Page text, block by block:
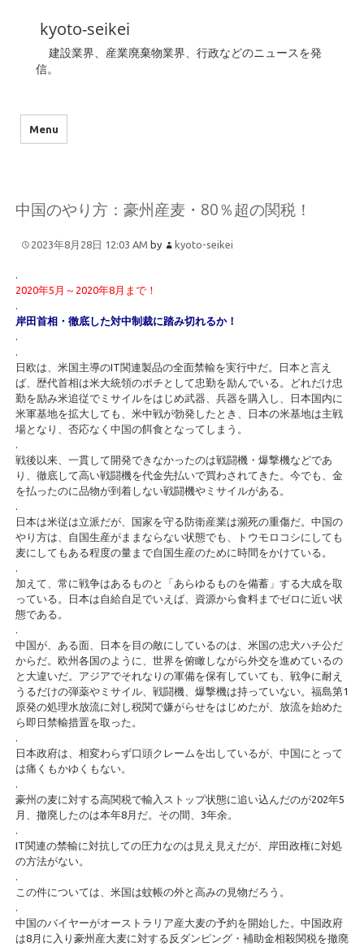
kyoto-seikei
建設業界、産業廃棄物業界、行政などのニュースを発
信。
Menu
中国のやり方：豪州産麦・80％超の関税！
2023年8月28日 12:03 AM by kyoto-seikei
.
2020年5月～2020年8月まで！
.
岸田首相・徹底した対中制裁に踏み切れるか！
.
.
日欧は、米国主導のIT関連製品の全面禁輸を実行中だ。日本と言え
ば、歴代首相は米大統領のポチとして忠勤を励んでいる。どれだけ忠
勤を励み米追従でミサイルをはじめ武器、兵器を購入し、日本国内に
米軍基地を拡大しても、米中戦が勃発したとき、日本の米基地は主戦
場となり、否応なく中国の餌食となってしまう。
.
戦後以来、一貫して開発できなかったのは戦闘機・爆撃機などであ
り、徹底して高い戦闘機を代金先払いで買わされてきた。今でも、金
を払ったのに品物が到着しない戦闘機やミサイルがある。
.
日本は米従は立派だが、国家を守る防衛産業は瀕死の重傷だ。中国の
やり方は、自国生産がままならない状態でも、トウモロコシにしても
麦にしてもある程度の量まで自国生産のために時間をかけている。
.
加えて、常に戦争はあるものと「あらゆるものを備蓄」する大成を取
っている。日本は自給自足でいえば、資源から食料までゼロに近い状
態である。
.
中国が、ある面、日本を目の敵にしているのは、米国の忠犬ハチ公だ
からだ。欧州各国のように、世界を俯瞰しながら外交を進めているの
と大違いだ。アジアでそれなりの軍備を保有していても、戦争に耐え
うるだけの弾薬やミサイル、戦闘機、爆撃機は持っていない。福島第1
原発の処理水放流に対し税関で嫌がらせをはじめたが、放流を始めた
ら即日禁輸措置を取った。
.
日本政府は、相変わらず口頭クレームを出しているが、中国にとって
は痛くもかゆくもない。
.
豪州の麦に対する高関税で輸入ストップ状態に追い込んだのが202年5
月、撤廃したのは本年8月だ。その間、3年余。
.
IT関連の禁輸に対抗しての圧力なのは見え見えだが、岸田政権に対処
の方法がない。
.
この件については、米国は蚊帳の外と高みの見物だろう。
.
中国のバイヤーがオーストラリア産大麦の予約を開始した。中国政府
は8月に入り豪州産大麦に対する反ダンピング・補助金相殺関税を撤廃